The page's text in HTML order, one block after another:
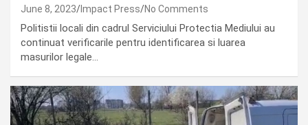
June 8, 2023 Impact Press No Comments
Politistii locali din cadrul Serviciului Protectia Mediului au
continuat verificarile pentru identificarea si luarea
masurilor legale…